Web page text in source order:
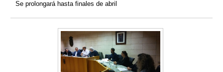
Se prolongará hasta finales de abril